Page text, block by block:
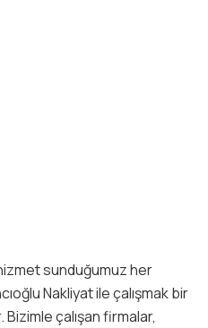
sunduğumuz her
Nakliyat ile çalışmak bir
Bizimle çalışan firmalar,